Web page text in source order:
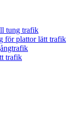
tung trafik
för plattor lätt trafik
trafik